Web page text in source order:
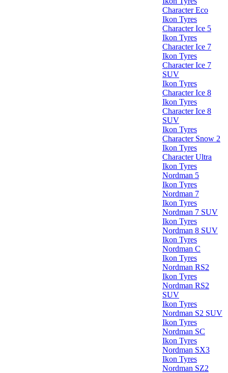
Character Eco
Ikon Tyres
Character Ice 5
Ikon Tyres
Character Ice 7
Ikon Tyres
Character Ice 7
SUV
Ikon Tyres
Character Ice 8
Ikon Tyres
Character Ice 8
SUV
Ikon Tyres
Character Snow 2
Ikon Tyres
Character Ultra
Ikon Tyres
Nordman 5
Ikon Tyres
Nordman 7
Ikon Tyres
Nordman 7 SUV
Ikon Tyres
Nordman 8 SUV
Ikon Tyres
Nordman C
Ikon Tyres
Nordman RS2
Ikon Tyres
Nordman RS2
SUV
Ikon Tyres
Nordman S2 SUV
Ikon Tyres
Nordman SC
Ikon Tyres
Nordman SX3
Ikon Tyres
Nordman SZ2